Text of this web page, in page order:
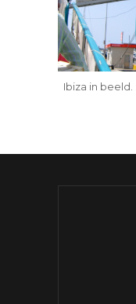
Ibiza in beeld.